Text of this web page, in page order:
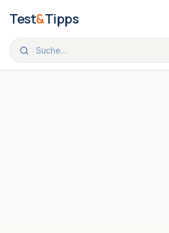
Test&Tipps